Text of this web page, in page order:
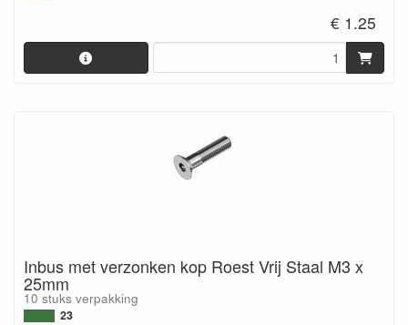
€ 1.25
Inbus met verzonken kop Roest Vrij Staal M3 x
25mm
10 stuks verpakking
23